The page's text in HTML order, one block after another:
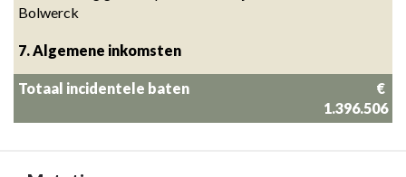
Bolwerck
7. Algemene inkomsten
Totaal incidentele baten
1.396.506